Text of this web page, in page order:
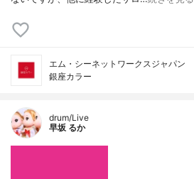
エム・シーネットワークスジャパン
銀座カラー
drum/Live
早坂 るか